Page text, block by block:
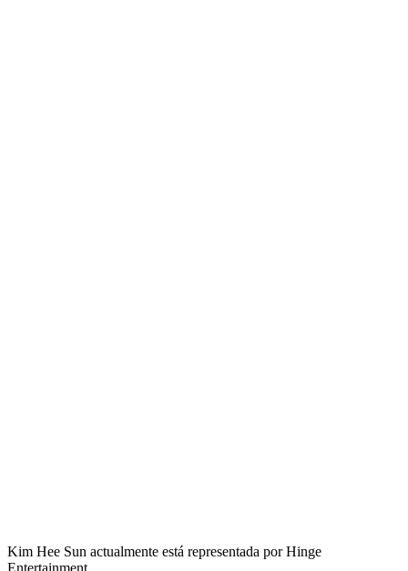
Kim Hee Sun actualmente está representada por Hinge
Entertainment.